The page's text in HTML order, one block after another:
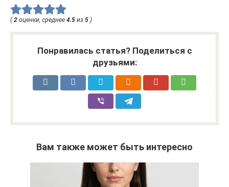
( 2 оценки, среднее 4.5 из 5 )
Понравилась статья? Поделиться с
друзьями:
Вам также может быть интересно